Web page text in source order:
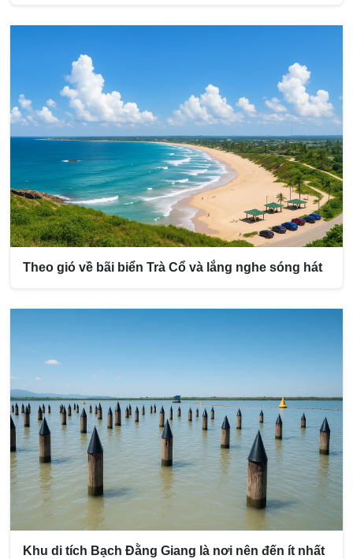
Theo gió về bãi biển Trà Cổ và lắng nghe sóng hát
Khu di tích Bạch Đằng Giang là nơi nên đến ít nhất